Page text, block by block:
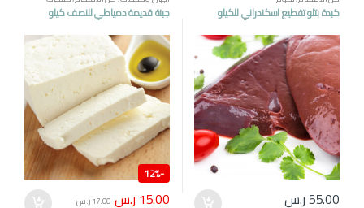
كبدة بتلو تقطيع اسكندراني للكيلو
55.00ر.س
مصرية
جبنة قديمة دمياطي للنصف كيلو
-
12%
15.00 ر.س 17.00ر.س